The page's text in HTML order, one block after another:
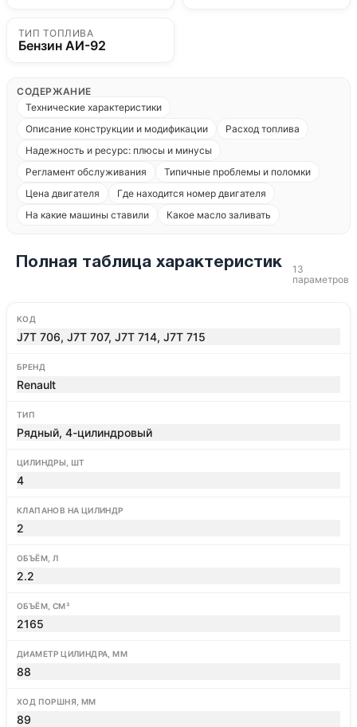
ТИП ТОПЛИВА
Бензин АИ-92
СОДЕРЖАНИЕ
Технические характеристики
Описание конструкции и модификации
Расход топлива
Надежность и ресурс: плюсы и минусы
Регламент обслуживания
Типичные проблемы и поломки
Цена двигателя
Где находится номер двигателя
На какие машины ставили
Какое масло заливать
Полная таблица характеристик
13
параметров
КОД
J7T 706, J7T 707, J7T 714, J7T 715
БРЕНД
Renault
ТИП
Рядный, 4-цилиндровый
ЦИЛИНДРЫ, ШТ
4
КЛАПАНОВ НА ЦИЛИНДР
2
ОБЪЁМ, Л
2.2
ОБЪЁМ, СМ³
2165
ДИАМЕТР ЦИЛИНДРА, ММ
88
ХОД ПОРШНЯ, ММ
89